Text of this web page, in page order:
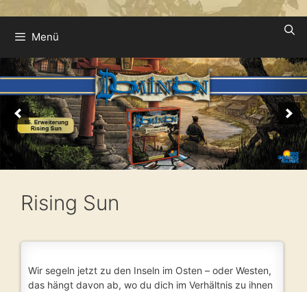
Inhalt
Menü
Rising Sun
Wir segeln jetzt zu den Inseln im Osten – oder Westen,
das hängt davon ab, wo du dich im Verhältnis zu ihnen